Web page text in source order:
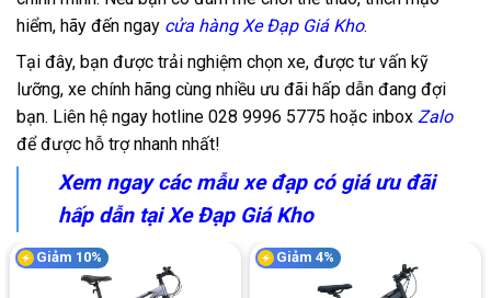
hiểm, hãy đến ngay cửa hàng Xe Đạp Giá Kho.
Tại đây, bạn được trải nghiệm chọn xe, được tư vấn kỹ
lưỡng, xe chính hãng cùng nhiều ưu đãi hấp dẫn đang đợi
bạn. Liên hệ ngay hotline 028 9996 5775 hoặc inbox Zalo
để được hỗ trợ nhanh nhất!
Xem ngay các mẫu xe đạp có giá ưu đãi
hấp dẫn tại Xe Đạp Giá Kho
Giảm 10% Giảm 4%